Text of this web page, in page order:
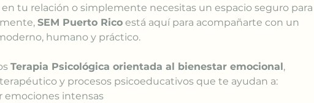
tu relación o simplemente necesitas un espacio seguro para
SEM Puerto Rico está aquí para acompañarte con un
humano y práctico.
Terapia Psicológica orientada al bienestar emocional ,
y procesos psicoeducativos que te ayudan a:
emociones intensas